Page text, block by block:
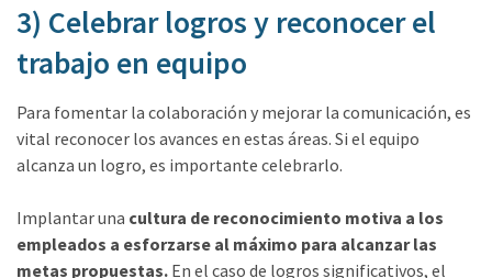
3) Celebrar logros y reconocer el
trabajo en equipo
Para fomentar la colaboración y mejorar la comunicación, es
vital reconocer los avances en estas áreas. Si el equipo
alcanza un logro, es importante celebrarlo.
Implantar una cultura de reconocimiento motiva a los
empleados a esforzarse al máximo para alcanzar las
metas propuestas. En el caso de logros significativos, el